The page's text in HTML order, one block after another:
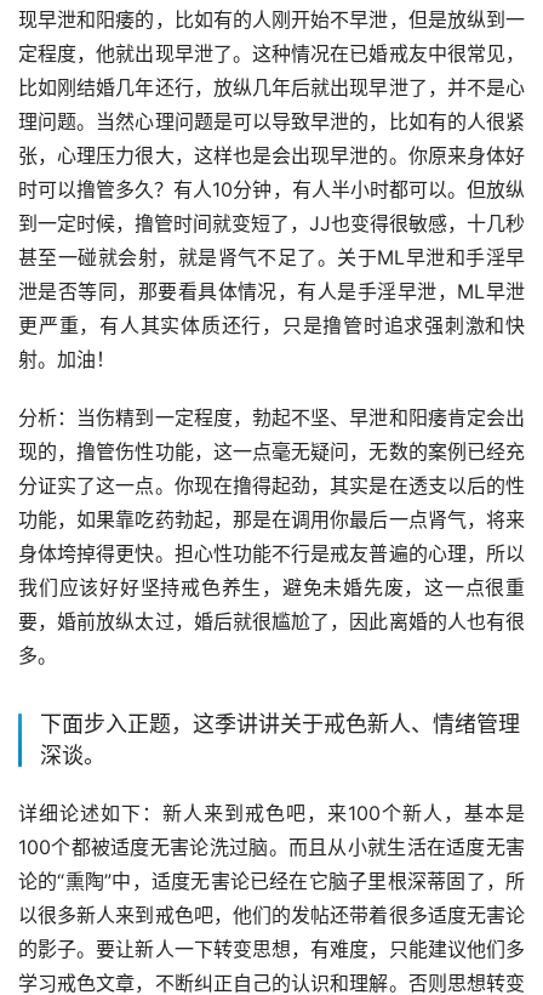
现早泄和阳痿的，比如有的人刚开始不早泄，但是放纵到一
定程度，他就出现早泄了。这种情况在已婚戒友中很常见，
比如刚结婚几年还行，放纵几年后就出现早泄了，并不是心
理问题。当然心理问题是可以导致早泄的，比如有的人很紧
张，心理压力很大，这样也是会出现早泄的。你原来身体好
时可以撸管多久？有人10分钟，有人半小时都可以。但放纵
到一定时候，撸管时间就变短了，JJ也变得很敏感，十几秒
甚至一碰就会射，就是肾气不足了。关于ML早泄和手淫早
泄是否等同，那要看具体情况，有人是手淫早泄，ML早泄
更严重，有人其实体质还行，只是撸管时追求强刺激和快
射。加油！
分析：当伤精到一定程度，勃起不坚、早泄和阳痿肯定会出
现的，撸管伤性功能，这一点毫无疑问，无数的案例已经充
分证实了这一点。你现在撸得起劲，其实是在透支以后的性
功能，如果靠吃药勃起，那是在调用你最后一点肾气，将来
身体垮掉得更快。担心性功能不行是戒友普遍的心理，所以
我们应该好好坚持戒色养生，避免未婚先废，这一点很重
要，婚前放纵太过，婚后就很尴尬了，因此离婚的人也有很
多。
下面步入正题，这季讲讲关于戒色新人、情绪管理
深谈。
详细论述如下：新人来到戒色吧，来100个新人，基本是
100个都被适度无害论洗过脑。而且从小就生活在适度无害
论的“熏陶”中，适度无害论已经在它脑子里根深蒂固了，所
以很多新人来到戒色吧，他们的发帖还带着很多适度无害论
的影子。要让新人一下转变思想，有难度，只能建议他们多
学习戒色文章，不断纠正自己的认识和理解。否则思想转变